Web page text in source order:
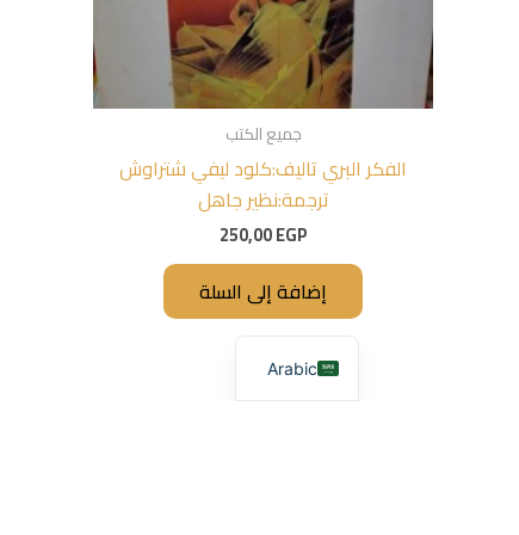
جميع الكتب
الفكر البري تاليف:كلود ليفي شتراوش
ترجمة:نظير جاهل
250,00EGP
إضافة إلى السلة
Arabic